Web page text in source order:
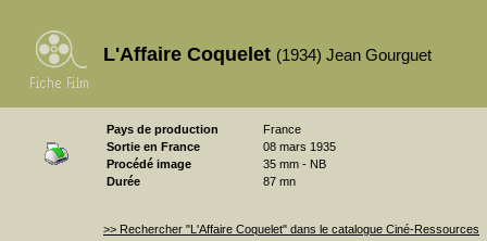
L'Affaire Coquelet (1934) Jean Gourguet
Pays de production
France
Sortie en France
08 mars 1935
Procédé image
35 mm - NB
Durée
87 mn
>> Rechercher "L'Affaire Coquelet" dans le catalogue Ciné-Ressources